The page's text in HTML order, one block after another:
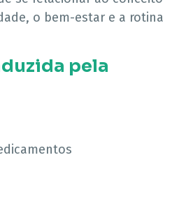
o bem-estar e a rotina
pela